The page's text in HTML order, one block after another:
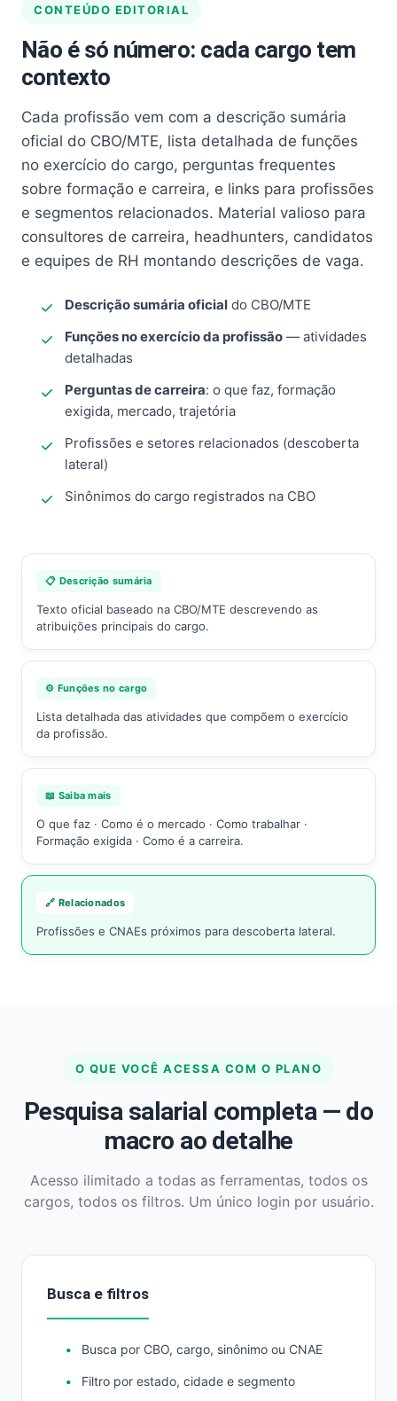
CONTEÚDO EDITORIAL
Não é só número: cada cargo tem
contexto
Cada profissão vem com a descrição sumária
oficial do CBO/MTE, lista detalhada de funções
no exercício do cargo, perguntas frequentes
sobre formação e carreira, e links para profissões
e segmentos relacionados. Material valioso para
consultores de carreira, headhunters, candidatos
e equipes de RH montando descrições de vaga.
Descrição sumária oficial do CBO/MTE
Funções no exercício da profissão — atividades
detalhadas
Perguntas de carreira: o que faz, formação
exigida, mercado, trajetória
Profissões e setores relacionados (descoberta
lateral)
Sinônimos do cargo registrados na CBO
📋 Descrição sumária
Texto oficial baseado na CBO/MTE descrevendo as
atribuições principais do cargo.
⚙️ Funções no cargo
Lista detalhada das atividades que compõem o exercício
da profissão.
📖 Saiba mais
O que faz · Como é o mercado · Como trabalhar ·
Formação exigida · Como é a carreira.
🔗 Relacionados
Profissões e CNAEs próximos para descoberta lateral.
O QUE VOCÊ ACESSA COM O PLANO
Pesquisa salarial completa — do
macro ao detalhe
Acesso ilimitado a todas as ferramentas, todos os
cargos, todos os filtros. Um único login por usuário.
Busca e filtros
Busca por CBO, cargo, sinônimo ou CNAE
Filtro por estado, cidade e segmento